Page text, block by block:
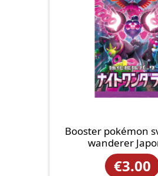
Booster pokémon
wanderer
€3.00